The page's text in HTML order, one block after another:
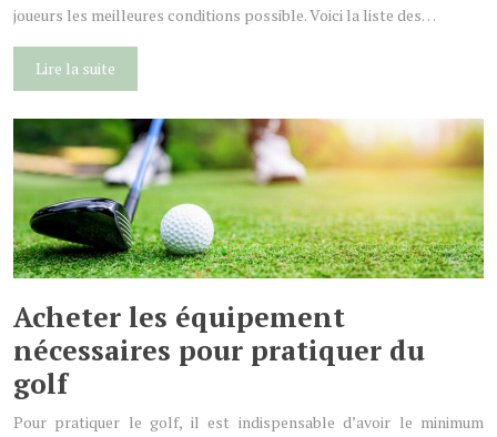
joueurs les meilleures conditions possible. Voici la liste des…
Lire la suite
Acheter les équipement
nécessaires pour pratiquer du
golf
Pour pratiquer le golf, il est indispensable d’avoir le minimum